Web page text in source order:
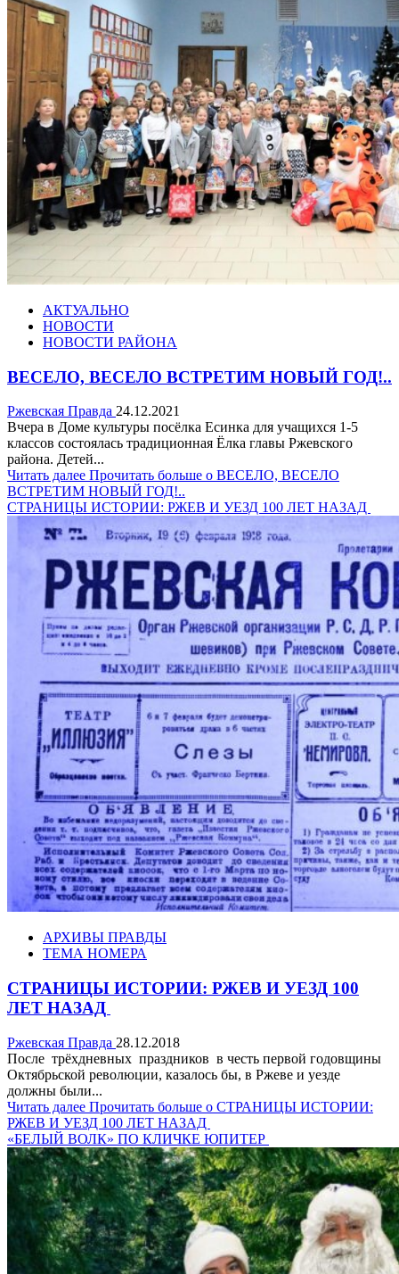
АКТУАЛЬНО
НОВОСТИ
НОВОСТИ РАЙОНА
ВЕСЕЛО, ВЕСЕЛО ВСТРЕТИМ НОВЫЙ ГОД!..
Ржевская Правда 24.12.2021
Вчера в Доме культуры посёлка Есинка для учащихся 1-5
классов состоялась традиционная Ёлка главы Ржевского
района. Детей...
Читать далее Прочитать больше о ВЕСЕЛО, ВЕСЕЛО
ВСТРЕТИМ НОВЫЙ ГОД!..
СТРАНИЦЫ ИСТОРИИ: РЖЕВ И УЕЗД 100 ЛЕТ НАЗАД
АРХИВЫ ПРАВДЫ
ТЕМА НОМЕРА
СТРАНИЦЫ ИСТОРИИ: РЖЕВ И УЕЗД 100
ЛЕТ НАЗАД
Ржевская Правда 28.12.2018
После трёхдневных праздников в честь первой годовщины
Октябрьской революции, казалось бы, в Ржеве и уезде
должны были...
Читать далее Прочитать больше о СТРАНИЦЫ ИСТОРИИ:
РЖЕВ И УЕЗД 100 ЛЕТ НАЗАД
«БЕЛЫЙ ВОЛК» ПО КЛИЧКЕ ЮПИТЕР